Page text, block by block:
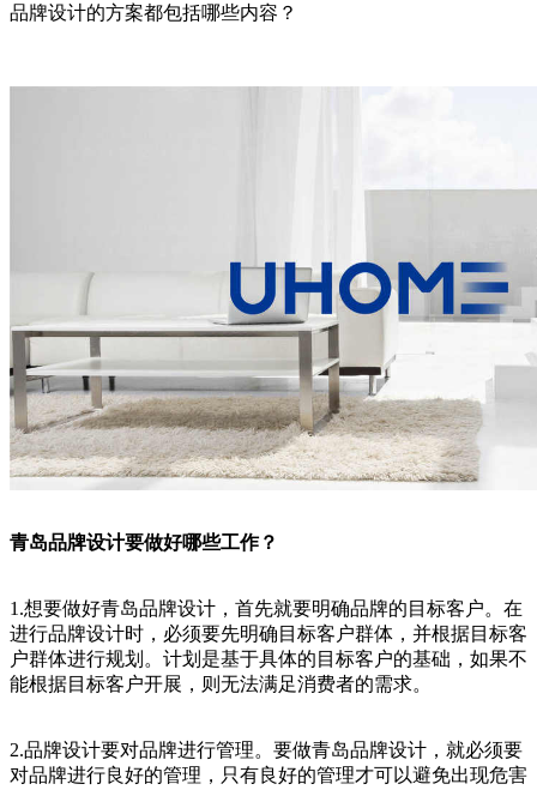
品牌设计的方案都包括哪些内容？
青岛品牌设计要做好哪些工作？
1.想要做好青岛品牌设计，首先就要明确品牌的目标客户。在
进行品牌设计时，必须要先明确目标客户群体，并根据目标客
户群体进行规划。计划是基于具体的目标客户的基础，如果不
能根据目标客户开展，则无法满足消费者的需求。
2.品牌设计要对品牌进行管理。要做青岛品牌设计，就必须要
对品牌进行良好的管理，只有良好的管理才可以避免出现危害